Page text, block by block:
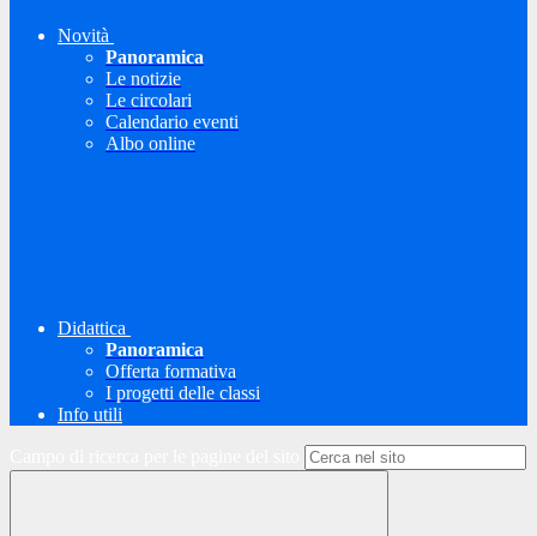
Novità
Panoramica
Le notizie
Le circolari
Calendario eventi
Albo online
Didattica
Panoramica
Offerta formativa
I progetti delle classi
Info utili